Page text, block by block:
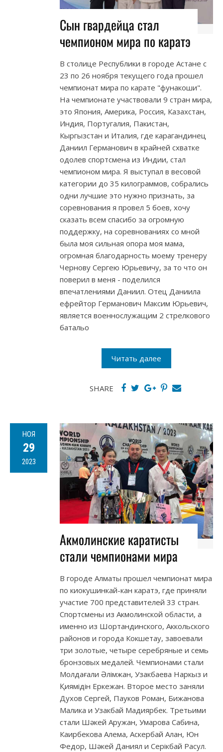
Сын гвардейца стал
чемпионом мира по каратэ
В столице Республики в городе Астане с
23 по 26 ноября текущего года прошел
чемпионат мира по карате "фунакоши".
На чемпионате участвовали 9 стран мира,
это Япония, Америка, Россия, Казахстан,
Индия, Португалия, Пакистан,
Кыргызстан и Италия, где карагандинец
Даниил Германович в крайней схватке
одолев спортсмена из Индии, стал
чемпионом мира. Я выступал в весовой
категории до 35 килограммов, собрались
одни лучшие это нужно признать, за
соревнования я провел 5 боев, хочу
сказать всем спасибо за огромную
поддержку, на соревнованиях со мной
была моя сильная опора моя мама,
огромная благодарность моему тренеру
Чернову Сергею Юрьевичу, за то что он
поверил в меня - поделился
впечатлениями Даниил. Отец Даниила
ефрейтор Германович Максим Юрьевич,
является военнослужащим 2 стрелкового
батальо
Читать далее
SHARE
НОЯ
29
2023
Акмолинские каратисты
стали чемпионами мира
В городе Алматы прошел чемпионат мира
по киокушинкай-кан каратэ, где приняли
участие 700 представителей 33 стран.
Спортсмены из Акмолинской области, а
именно из Шортандинского, Аккольского
районов и города Кокшетау, завоевали
три золотые, четыре серебряные и семь
бронзовых медалей. Чемпионами стали
Молдағали Әлімжан, Узакбаева Наркыз и
Қиямідін Еркежан. Второе место заняли
Духов Сергей, Пауков Роман, Бижанова
Малика и Узакбай Мадиярбек. Третьими
стали Шәкей Аружан, Умарова Сабина,
Каирбекова Алема, Аскербай Алан, Юн
Федор, Шәкей Даниял и Серікбай Расул.